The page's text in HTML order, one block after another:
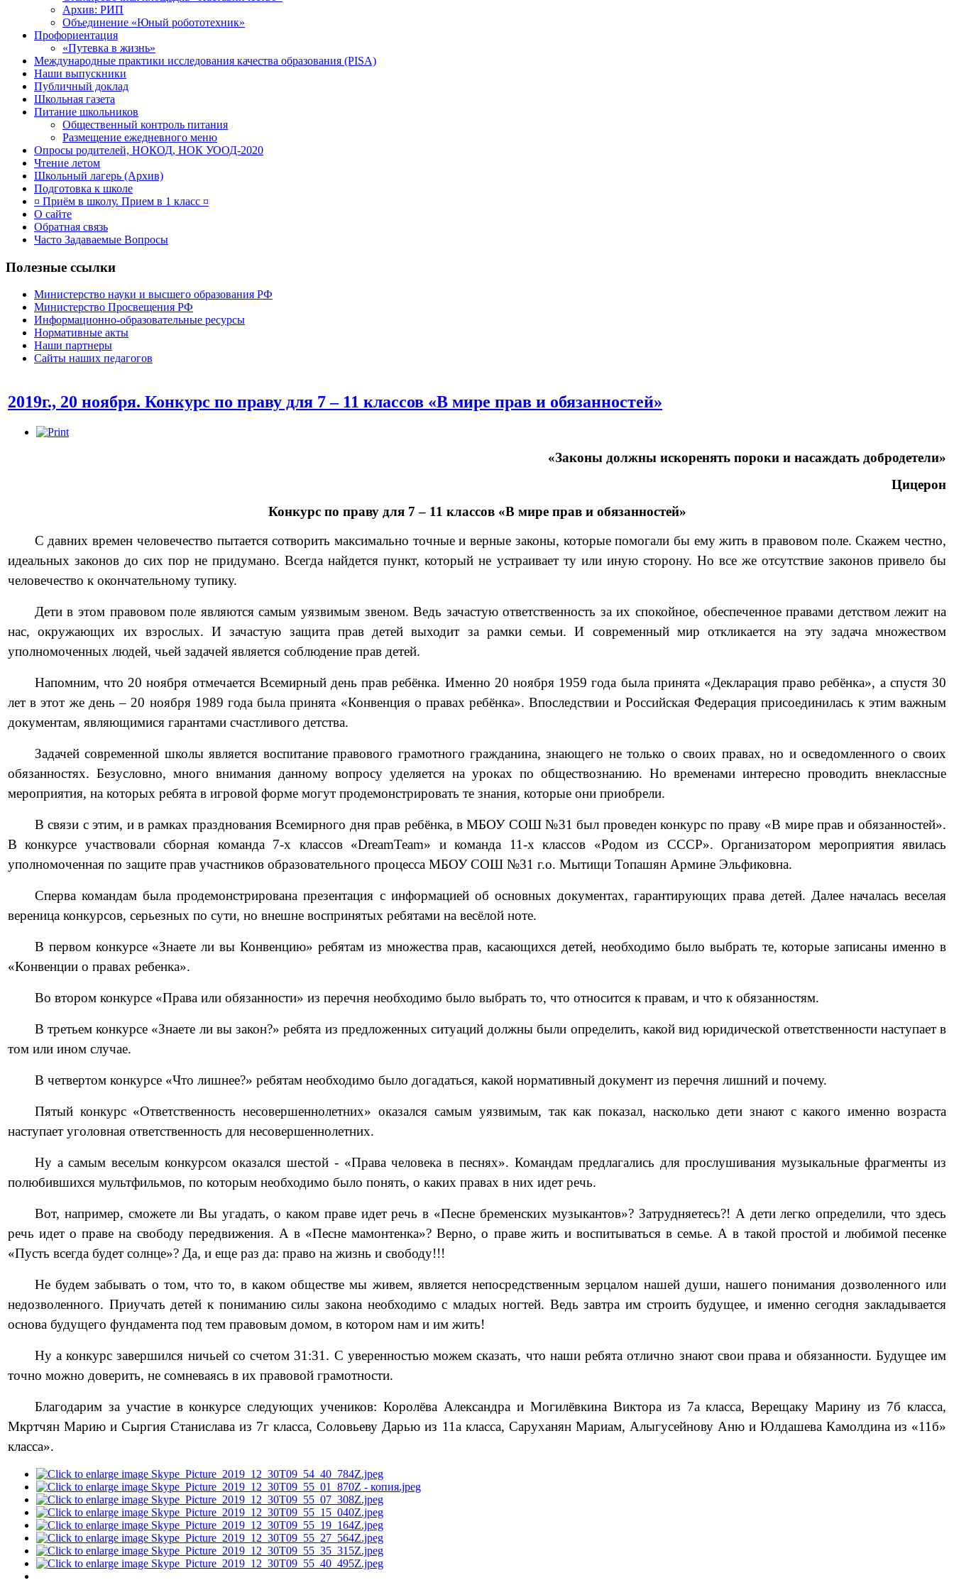
Архив: РИП
Объединение «Юный робототехник»
Профориентация
«Путевка в жизнь»
Международные практики исследования качества образования (PISA)
Наши выпускники
Публичный доклад
Школьная газета
Питание школьников
Общественный контроль питания
Размещение ежедневного меню
Опросы родителей, НОКОД, НОК УООД-2020
Чтение летом
Школьный лагерь (Архив)
Подготовка к школе
¤ Приём в школу. Прием в 1 класс ¤
О сайте
Обратная связь
Часто Задаваемые Вопросы
Полезные ссылки
Министерство науки и высшего образования РФ
Министерство Просвещения РФ
Информационно-образовательные ресурсы
Нормативные акты
Наши партнеры
Сайты наших педагогов
2019г., 20 ноября. Конкурс по праву для 7 – 11 классов «В мире прав и обязанностей»
«Законы должны искоренять пороки и насаждать добродетели»
Цицерон
Конкурс по праву для 7 – 11 классов «В мире прав и обязанностей»
С давних времен человечество пытается сотворить максимально точные и верные законы, которые помогали бы ему жить в правовом поле. Скажем честно,
идеальных законов до сих пор не придумано. Всегда найдется пункт, который не устраивает ту или иную сторону. Но все же отсутствие законов привело бы
человечество к окончательному тупику.
Дети в этом правовом поле являются самым уязвимым звеном. Ведь зачастую ответственность за их спокойное, обеспеченное правами детством лежит на
нас, окружающих их взрослых. И зачастую защита прав детей выходит за рамки семьи. И современный мир откликается на эту задача множеством
уполномоченных людей, чьей задачей является соблюдение прав детей.
Напомним, что 20 ноября отмечается Всемирный день прав ребёнка. Именно 20 ноября 1959 года была принята «Декларация право ребёнка», а спустя 30
лет в этот же день – 20 ноября 1989 года была принята «Конвенция о правах ребёнка». Впоследствии и Российская Федерация присоединилась к этим важным
документам, являющимися гарантами счастливого детства.
Задачей современной школы является воспитание правового грамотного гражданина, знающего не только о своих правах, но и осведомленного о своих
обязанностях. Безусловно, много внимания данному вопросу уделяется на уроках по обществознанию. Но временами интересно проводить внеклассные
мероприятия, на которых ребята в игровой форме могут продемонстрировать те знания, которые они приобрели.
В связи с этим, и в рамках празднования Всемирного дня прав ребёнка, в МБОУ СОШ №31 был проведен конкурс по праву «В мире прав и обязанностей».
В конкурсе участвовали сборная команда 7-х классов «DreamTeam» и команда 11-х классов «Родом из СССР». Организатором мероприятия явилась
уполномоченная по защите прав участников образовательного процесса МБОУ СОШ №31 г.о. Мытищи Топашян Армине Эльфиковна.
Сперва командам была продемонстрирована презентация с информацией об основных документах, гарантирующих права детей. Далее началась веселая
вереница конкурсов, серьезных по сути, но внешне воспринятых ребятами на весёлой ноте.
В первом конкурсе «Знаете ли вы Конвенцию» ребятам из множества прав, касающихся детей, необходимо было выбрать те, которые записаны именно в
«Конвенции о правах ребенка».
Во втором конкурсе «Права или обязанности» из перечня необходимо было выбрать то, что относится к правам, и что к обязанностям.
В третьем конкурсе «Знаете ли вы закон?» ребята из предложенных ситуаций должны были определить, какой вид юридической ответственности наступает в
том или ином случае.
В четвертом конкурсе «Что лишнее?» ребятам необходимо было догадаться, какой нормативный документ из перечня лишний и почему.
Пятый конкурс «Ответственность несовершеннолетних» оказался самым уязвимым, так как показал, насколько дети знают с какого именно возраста
наступает уголовная ответственность для несовершеннолетних.
Ну а самым веселым конкурсом оказался шестой - «Права человека в песнях». Командам предлагались для прослушивания музыкальные фрагменты из
полюбившихся мультфильмов, по которым необходимо было понять, о каких правах в них идет речь.
Вот, например, сможете ли Вы угадать, о каком праве идет речь в «Песне бременских музыкантов»? Затрудняетесь?! А дети легко определили, что здесь
речь идет о праве на свободу передвижения. А в «Песне мамонтенка»? Верно, о праве жить и воспитываться в семье. А в такой простой и любимой песенке
«Пусть всегда будет солнце»? Да, и еще раз да: право на жизнь и свободу!!!
Не будем забывать о том, что то, в каком обществе мы живем, является непосредственным зерцалом нашей души, нашего понимания дозволенного или
недозволенного. Приучать детей к пониманию силы закона необходимо с младых ногтей. Ведь завтра им строить будущее, и именно сегодня закладывается
основа будущего фундамента под тем правовым домом, в котором нам и им жить!
Ну а конкурс завершился ничьей со счетом 31:31. С уверенностью можем сказать, что наши ребята отлично знают свои права и обязанности. Будущее им
точно можно доверить, не сомневаясь в их правовой грамотности.
Благодарим за участие в конкурсе следующих учеников: Королёва Александра и Могилёвкина Виктора из 7а класса, Верещаку Марину из 7б класса,
Мкртчян Марию и Сыргия Станислава из 7г класса, Соловьеву Дарью из 11а класса, Саруханян Мариам, Алыгусейнову Аню и Юлдашева Камолдина из «11б»
класса».